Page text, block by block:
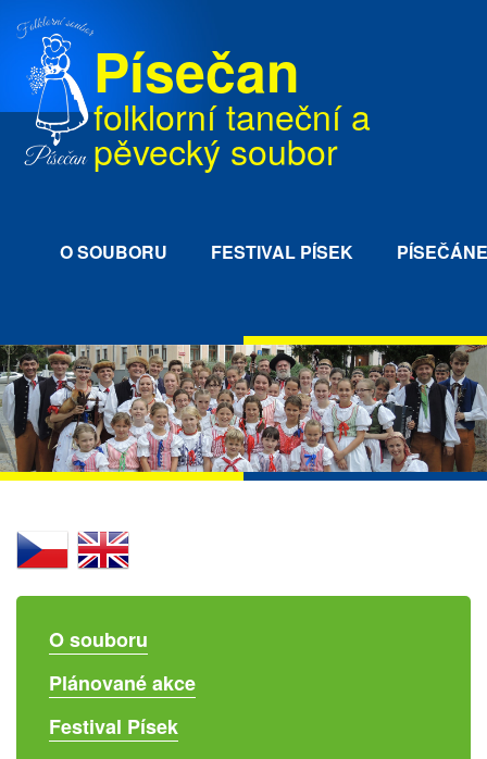
Písečan
folklorní taneční a
pěvecký soubor
O SOUBORU FESTIVAL PÍSEK
O souboru
Plánované akce
Festival Písek